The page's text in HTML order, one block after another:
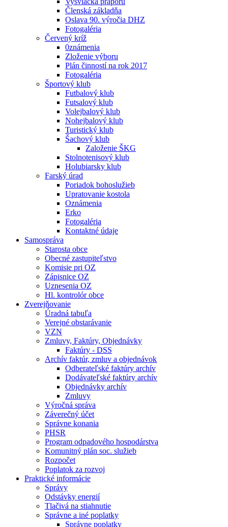
Členská základňa
Oslava 90. výročia DHZ
Fotogaléria
Červený kríž
0známenia
Zloženie výboru
Plán činností na rok 2017
Fotogaléria
Športový klub
Futbalový klub
Futsalový klub
Volejbalový klub
Nohejbalový klub
Turistický klub
Šachový klub
Založenie ŠKG
Stolnotenisový klub
Holubiarsky klub
Farský úrad
Poriadok bohoslužieb
Upratovanie kostola
Oznámenia
Erko
Fotogaléria
Kontaktné údaje
Samospráva
Starosta obce
Obecné zastupiteľstvo
Komisie pri OZ
Zápisnice OZ
Uznesenia OZ
Hl. kontrolór obce
Zverejňovanie
Úradná tabuľa
Verejné obstarávanie
VZN
Zmluvy, Faktúry, Objednávky
Faktúry - DSS
Archív faktúr, zmluv a objednávok
Odberateľské faktúry archív
Dodávateľské faktúry archív
Objednávky archív
Zmluvy
Výročná správa
Záverečný účet
Správne konania
PHSR
Program odpadového hospodárstva
Komunitný plán soc. služieb
Rozpočet
Poplatok za rozvoj
Praktické informácie
Správy
Odstávky energií
Tlačivá na stiahnutie
Správne a iné poplatky
Správne poplatky